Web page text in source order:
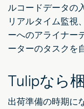
ルコードデータの
リアルタイム監視
ーへのアライナー
ーターのタスクを
Tulipなら
出荷準備の時期に